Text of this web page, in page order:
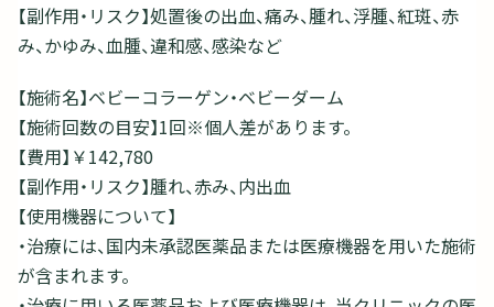
【副作用・リスク】処置後の出血、痛み、腫れ、浮腫、紅斑、赤
み、かゆみ、血腫、違和感、感染など
【施術名】ベビーコラーゲン・ベビーダーム
【施術回数の目安】1回※個人差があります。
【費用】￥142,780
【副作用・リスク】腫れ、赤み、内出血
【使用機器について】
・治療には、国内未承認医薬品または医療機器を用いた施術
が含まれます。